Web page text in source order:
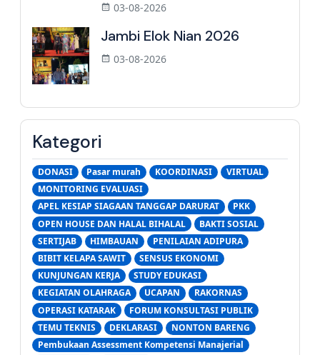
03-08-2026
Jambi Elok Nian 2026
03-08-2026
Kategori
DONASI Pasar murah KOORDINASI
VIRTUAL
MONITORING EVALUASI
APEL KESIAP SIAGAAN TANGGAP DARURAT
PKK
OPEN HOUSE DAN HALAL BIHALAL
BAKTI SOSIAL
SERTIJAB
HIMBAUAN
PENILAIAN ADIPURA
BIBIT KELAPA SAWIT
SENSUS EKONOMI
KUNJUNGAN KERJA
STUDY EDUKASI
KEGIATAN OLAHRAGA
UCAPAN
RAKORNAS
OPERASI KATARAK
FORUM KONSULTASI PUBLIK
TEMU TEKNIS
DEKLARASI
NONTON BARENG
Pembukaan Assessment Kompetensi Manajerial